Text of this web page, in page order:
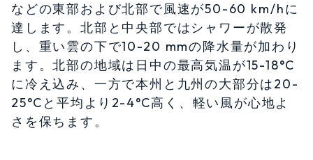
などの東部および北部で風速が50-60 km/hに
達します。北部と中央部ではシャワーが散発
し、重い雲の下で10-20 mmの降水量が加わり
ます。北部の地域は日中の最高気温が15-18°C
に冷え込み、一方で本州と九州の大部分は20-
25°Cと平均より2-4°C高く、軽い風が心地よ
さを保ちます。